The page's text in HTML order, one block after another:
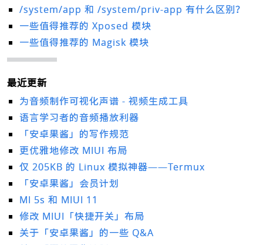
/system/app 和 /system/priv-app 有什么区别？
一些值得推荐的 Xposed 模块
一些值得推荐的 Magisk 模块
最近更新
为音频制作可视化声谱 - 视频生成工具
语言学习者的音频播放利器
「安卓果酱」的写作规范
更优雅地修改 MIUI 布局
仅 205KB 的 Linux 模拟神器——Termux
「安卓果酱」会员计划
MI 5s 和 MIUI 11
修改 MIUI「快捷开关」布局
关于「安卓果酱」的一些 Q&A